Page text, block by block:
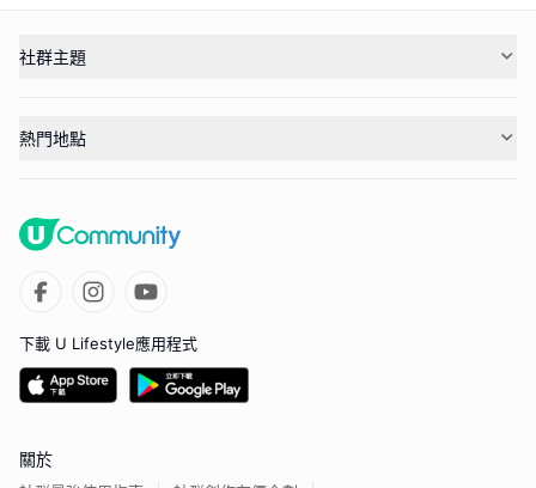
社群主題
熱門地點
下載 U Lifestyle應用程式
關於